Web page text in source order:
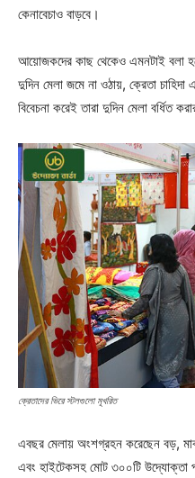
কেনাবেচাও বাড়বে।
আয়োজকদের কাছ থেকেও এমনটাই বলা
দুদিন মেলা জমে না ওঠায়, ক্রেতা
বিবেচনা করেই তারা দুদিন মেলা বর্ধিত
ক্রেতাদের ভিরে স্টলগুলো মূখরিত
এবছর মেলায় অংশগ্রহন করেছেন বড়,
এবং হাইটেকসহ মোট ৩০০টি উদ্যোক্তা